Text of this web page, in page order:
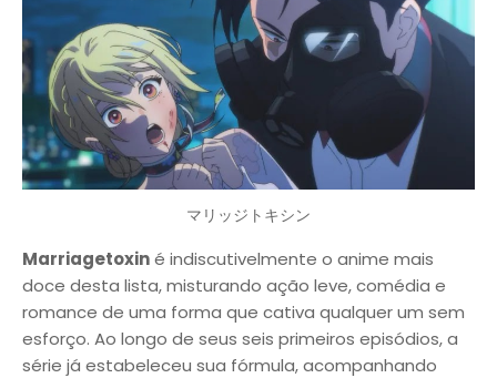
マリッジトキシン
Marriagetoxiné indiscutivelmente o anime mais
doce desta lista, misturando ação leve, comédia e
romance de uma forma que cativa qualquer um sem
esforço. Ao longo de seus seis primeiros episódios, a
série já estabeleceu sua fórmula, acompanhando